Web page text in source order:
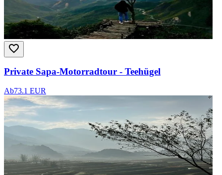
Private Sapa-Motorradtour - Teehügel
Ab73.1 EUR